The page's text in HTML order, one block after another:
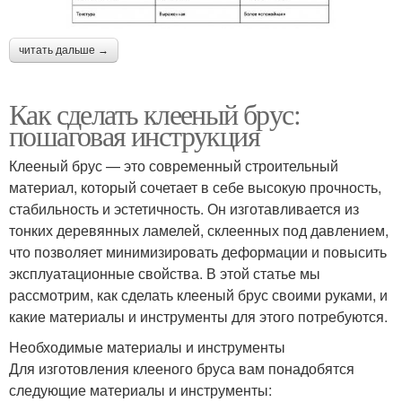
читать дальше →
Как сделать клееный брус:
пошаговая инструкция
Клееный брус — это современный строительный
материал, который сочетает в себе высокую прочность,
стабильность и эстетичность. Он изготавливается из
тонких деревянных ламелей, склеенных под давлением,
что позволяет минимизировать деформации и повысить
эксплуатационные свойства. В этой статье мы
рассмотрим, как сделать клееный брус своими руками, и
какие материалы и инструменты для этого потребуются.
Необходимые материалы и инструменты
Для изготовления клееного бруса вам понадобятся
следующие материалы и инструменты: